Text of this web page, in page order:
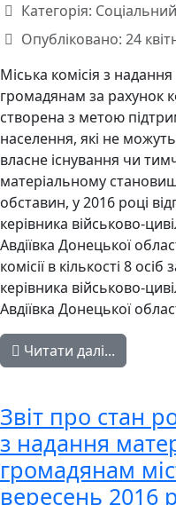
Категорія:
Опубліковано: 24
Міська комісія з
громадянам за рахунок
створена з метою
населення, які не
власне існування чи
матеріальному
обставин, у 2016 році
керівника військово-
Авдіївка Донецької
комісії в кількості 8
керівника військово-
Авдіївка Донецької
Читати далі...
Звіт про стан
з надання
громадянам
вересень 2016